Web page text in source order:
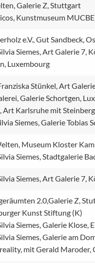
Galerie Z, Stuttgart
Kunstmuseum
e.V., Gut Sandbeck,
Siemes, Art Galerie 7,
Luxembourg
Stünkel, Art
Galerie Schortgen,
Art Karlsruhe mit
Siemes, Galerie Tobias
Museum Kloster
Siemes, Stadtgalerie
Siemes, Art Galerie 7,
2.0,Galerie Z,
Kunst Stiftung (K)
Siemes, Galerie Klose,
Siemes, Galerie am
mit Gerald Maroder,